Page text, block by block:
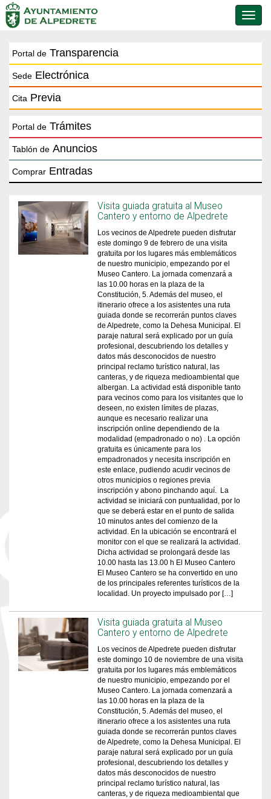
de
Portal de Transparencia
Sede Electrónica
Cita Previa
Portal de Trámites
Tablón de Anuncios
Comprar Entradas
Visita guiada gratuita al Museo
Cantero y entorno de Alpedrete
Los vecinos de Alpedrete pueden disfrutar
este domingo 9 de febrero de una visita
gratuita por los lugares más emblemáticos
de nuestro municipio, empezando por el
Museo Cantero. La jornada comenzará a
las 10.00 horas en la plaza de la
Constitución, 5. Además del museo, el
itinerario ofrece a los asistentes una ruta
guiada donde se recorrerán puntos claves
de Alpedrete, como la Dehesa Municipal. El
paraje natural será explicado por un guía
profesional, descubriendo los detalles y
datos más desconocidos de nuestro
principal reclamo turístico natural, las
canteras, y de riqueza medioambiental que
albergan. La actividad está disponible tanto
para vecinos como para los visitantes que lo
deseen, no existen límites de plazas,
aunque es necesario realizar una
inscripción online dependiendo de la
modalidad (empadronado o no) . La opción
gratuita es únicamente para los
empadronados y necesita inscripción en
este enlace, pudiendo acudir vecinos de
otros municipios o regiones previa
inscripción y abono pinchando aquí. La
actividad se iniciará con puntualidad, por lo
que se deberá estar en el punto de salida
10 minutos antes del comienzo de la
actividad. En la ubicación se encontrará el
monitor con el que se realizará la actividad.
Dicha actividad se prolongará desde las
10.00 hasta las 13.00 h El Museo Cantero
El Museo Cantero se ha convertido en uno
de los principales referentes turísticos de la
localidad. Un proyecto impulsado por […]
Visita guiada gratuita al Museo
Cantero y entorno de Alpedrete
Los vecinos de Alpedrete pueden disfrutar
este domingo 10 de noviembre de una visita
gratuita por los lugares más emblemáticos
de nuestro municipio, empezando por el
Museo Cantero. La jornada comenzará a
las 10.00 horas en la plaza de la
Constitución, 5. Además del museo, el
itinerario ofrece a los asistentes una ruta
guiada donde se recorrerán puntos claves
de Alpedrete, como la Dehesa Municipal. El
paraje natural será explicado por un guía
profesional, descubriendo los detalles y
datos más desconocidos de nuestro
principal reclamo turístico natural, las
canteras, y de riqueza medioambiental que